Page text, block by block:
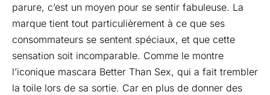
parure, c’est un moyen pour se sentir fabuleuse. La
marque tient tout particulièrement à ce que ses
consommateurs se sentent spéciaux, et que cette
sensation soit incomparable. Comme le montre
l’iconique mascara Better Than Sex, qui a fait trembler
la toile lors de sa sortie. Car en plus de donner des